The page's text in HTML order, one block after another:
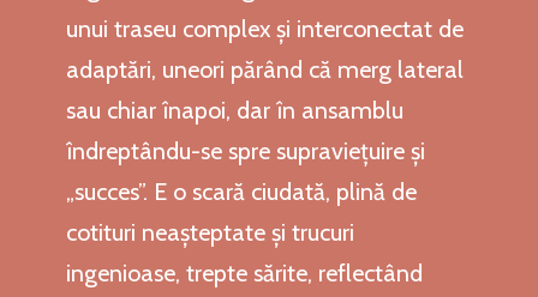
unui traseu complex și interconectat de
adaptări, uneori părând că merg lateral
sau chiar înapoi, dar în ansamblu
îndreptându-se spre supraviețuire și
„succes”. E o scară ciudată, plină de
cotituri neașteptate și trucuri
ingenioase, trepte sărite, reflectând